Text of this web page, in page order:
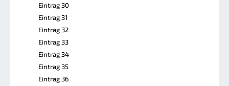
Eintrag 30
Eintrag 31
Eintrag 32
Eintrag 33
Eintrag 34
Eintrag 35
Eintrag 36